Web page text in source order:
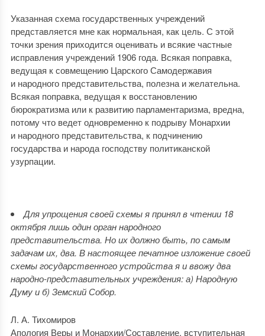
Указанная схема государственных учреждений
представляется мне как нормальная, как цель. С этой
точки зрения приходится оценивать и всякие частные
исправления учреждений 1906 года. Всякая поправка,
ведущая к совмещению Царского Самодержавия
и народного представительства, полезна и желательна.
Всякая поправка, ведущая к восстановлению
бюрократизма или к развитию парламентаризма, вредна,
потому что ведет одновременно к подрыву Монархии
и народного представительства, к подчинению
государства и народа господству политиканской
узурпации.
Для упрощения своей схемы я принял в чтении 18
октября лишь один орган народного
представительства. Но их должно быть, по самым
задачам их, два. В настоящее печатное изложение своей
схемы государственного устройства я и ввожу два
народно-представительных учреждения: а) Народную
Думу и б) Земский Собор.
Л. А. Тихомиров
Апология Веры и Монархии/Составление, вступительная